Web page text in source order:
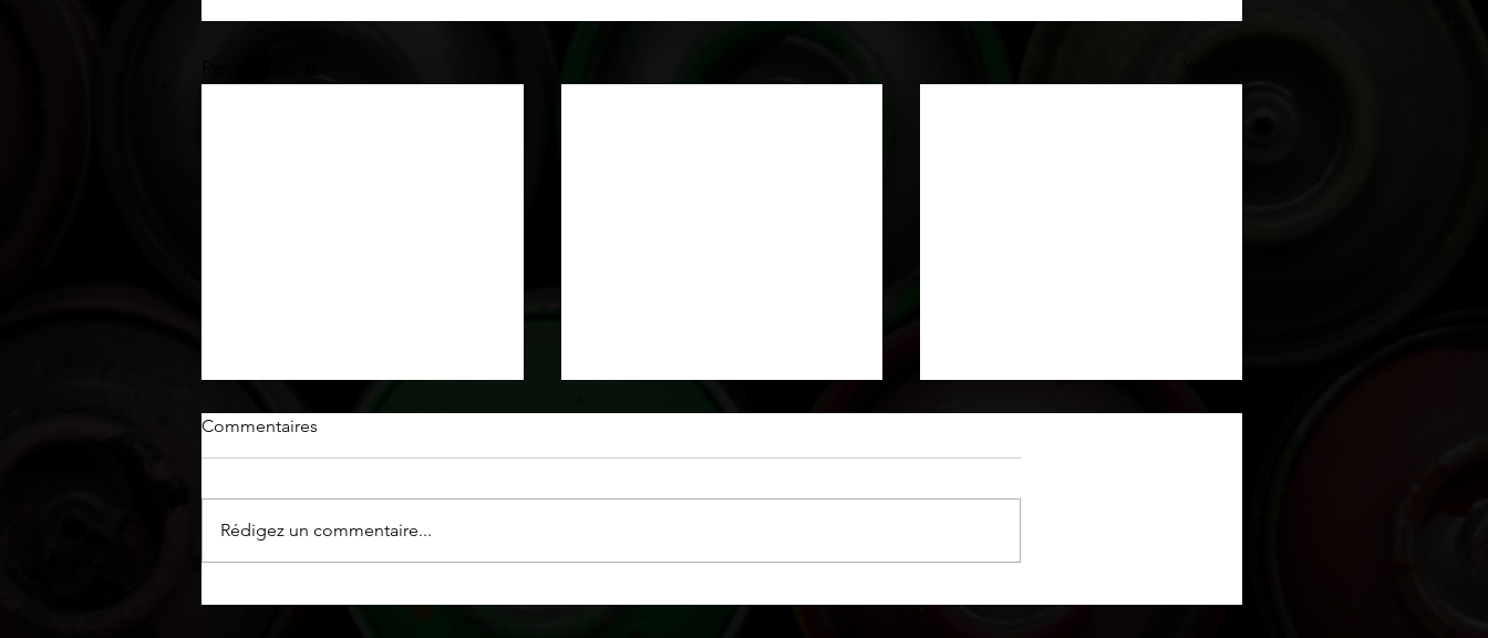
Oeuvre originale
Commentaires
Rédigez un commentaire...